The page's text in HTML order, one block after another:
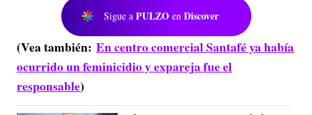
Sigue a PULZO en Discover
(Vea también: En centro comercial Santafé ya había
ocurrido un feminicidio y expareja fue el
responsable)